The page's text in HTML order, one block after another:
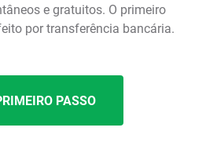
e gratuitos. O primeiro
por transferência bancária.
PASSO